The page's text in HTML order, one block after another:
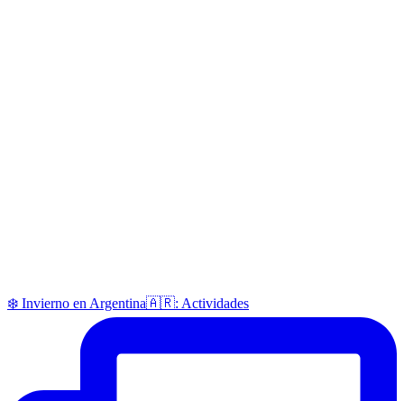
❄️ Invierno en Argentina🇦🇷: Actividades